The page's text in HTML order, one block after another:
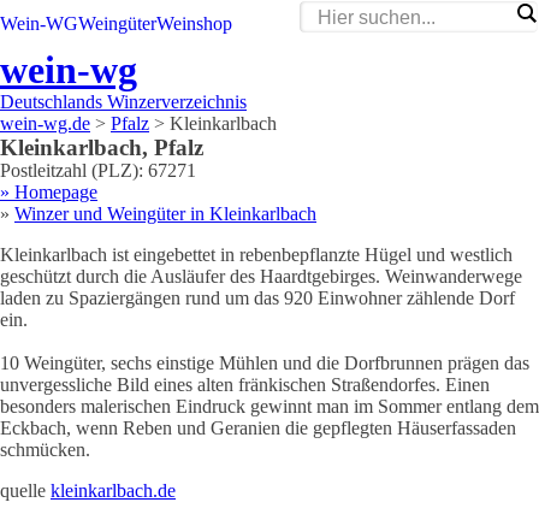
Wein-WGWeingüterWeinshop
wein-wg
Deutschlands Winzerverzeichnis
wein-wg.de > Pfalz > Kleinkarlbach
Kleinkarlbach, Pfalz
Postleitzahl (PLZ): 67271
» Homepage
» Winzer und Weingüter in Kleinkarlbach
Kleinkarlbach ist eingebettet in rebenbepflanzte Hügel und westlich
geschützt durch die Ausläufer des Haardtgebirges. Weinwanderwege
laden zu Spaziergängen rund um das 920 Einwohner zählende Dorf
ein.
10 Weingüter, sechs einstige Mühlen und die Dorfbrunnen prägen das
unvergessliche Bild eines alten fränkischen Straßendorfes. Einen
besonders malerischen Eindruck gewinnt man im Sommer entlang dem
Eckbach, wenn Reben und Geranien die gepflegten Häuserfassaden
schmücken.
quelle kleinkarlbach.de